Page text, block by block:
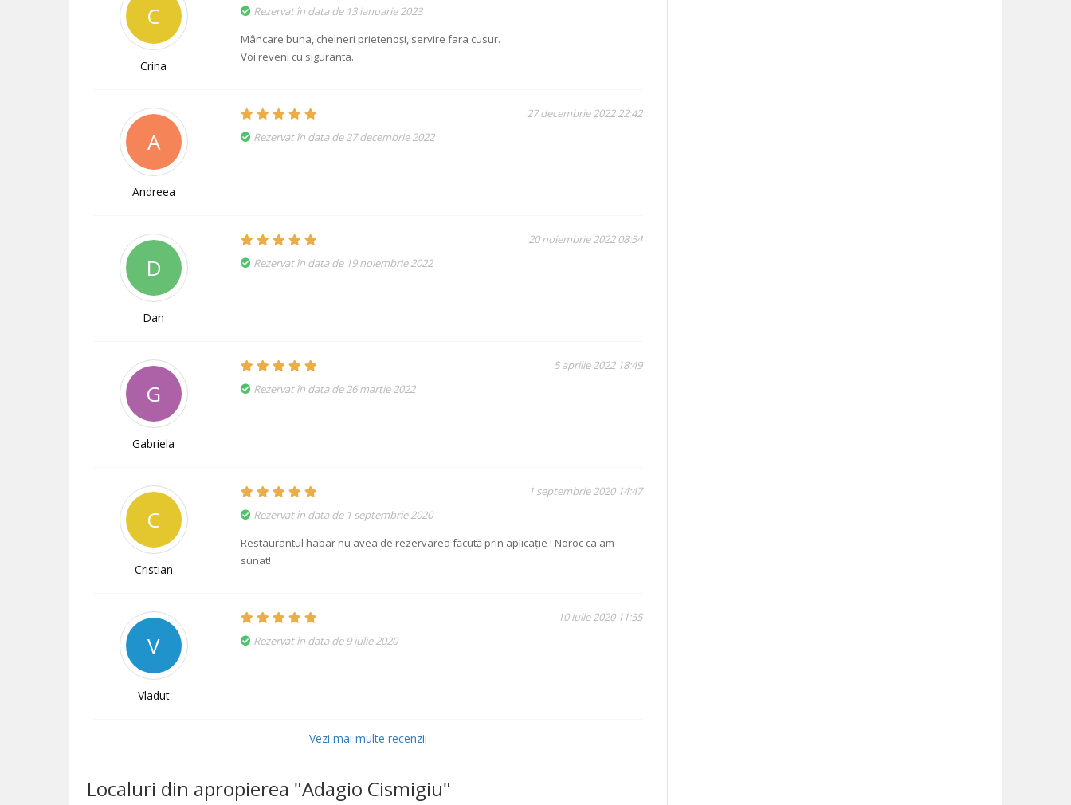
C
Crina
Rezervat în data de 13 ianuarie 2023
Mâncare buna, chelneri prietenoși, servire fara cusur.
Voi reveni cu siguranta.
A
Andreea
27 decembrie 2022 22:42
Rezervat în data de 27 decembrie 2022
D
Dan
20 noiembrie 2022 08:54
Rezervat în data de 19 noiembrie 2022
G
Gabriela
5 aprilie 2022 18:49
Rezervat în data de 26 martie 2022
C
Cristian
1 septembrie 2020 14:47
Rezervat în data de 1 septembrie 2020
Restaurantul habar nu avea de rezervarea făcută prin aplicație ! Noroc ca am
sunat!
V
Vladut
10 iulie 2020 11:55
Rezervat în data de 9 iulie 2020
Vezi mai multe recenzii
Localuri din apropierea "Adagio Cismigiu"